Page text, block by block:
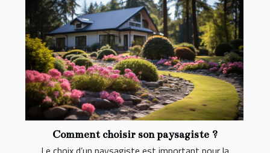
Comment choisir son paysagiste ?